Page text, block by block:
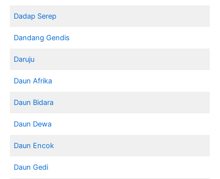
Dadap Serep
Dandang Gendis
Daruju
Daun Afrika
Daun Bidara
Daun Dewa
Daun Encok
Daun Gedi